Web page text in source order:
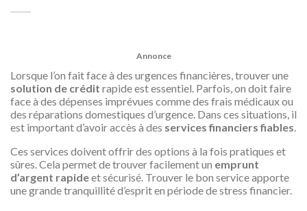
Annonce
Lorsque l’on fait face à des urgences financières, trouver une
solution de crédit rapide est essentiel. Parfois, on doit faire
face à des dépenses imprévues comme des frais médicaux ou
des réparations domestiques d’urgence. Dans ces situations, il
est important d’avoir accès à des services financiers fiables
Ces services doivent offrir des options à la fois pratiques et
sûres. Cela permet de trouver facilement un emprunt
d’argent rapideet sécurisé. Trouver le bon service apporte
une grande tranquillité d’esprit en période de stress financier.